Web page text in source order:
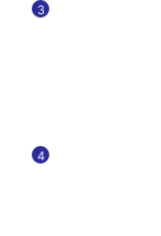
3
4